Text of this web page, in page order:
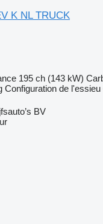
K NL TRUCK
195 ch (143 kW)
Configuration de l'essieu
BV